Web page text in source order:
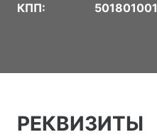
КПП:
501801001
РЕКВИЗИТЫ